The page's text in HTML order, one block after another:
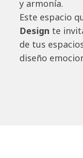
y armonía.
Este espacio
Design te
de tus
diseño